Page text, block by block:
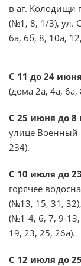
в аг. Колодищи
(№1, 8, 1/3), ул.
6а, 6б, 8, 10а,
С 11 до 24 июня
(дома 2а, 4а, 6а,
С 25 июня до 8
улице Военный
234).
С 10 июля до
горячее
(№13, 15, 31,
(№1-4, 6, 7, 9-
19, 23, 25, 26а).
С 12 июля до